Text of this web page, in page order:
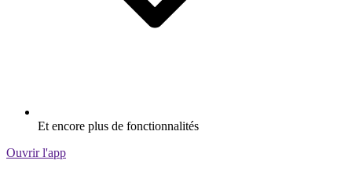
Et encore plus de fonctionnalités
Ouvrir l'app